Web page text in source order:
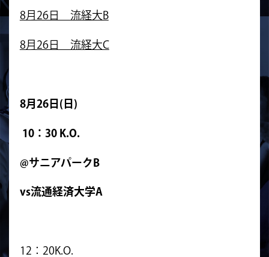
8月26日 流経大B
8月26日 流経大C
8月26日(日)
10：30 K.O.
@サニアパークB
vs流通経済大学A
12：20K.O.